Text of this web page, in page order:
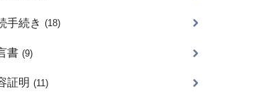
手続き (18)
書 (9)
証明 (11)